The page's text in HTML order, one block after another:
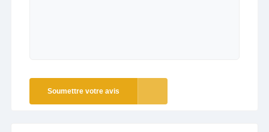
Soumettre votre avis